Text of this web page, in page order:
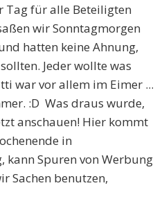
Tag für alle Beteiligten
wir Sonntagmorgen
hatten keine Ahnung,
Jeder wollte was
war vor allem im Eimer ...
:D Was draus wurde,
anschauen! Hier kommt
in
kann Spuren von Werbung
Sachen benutzen,